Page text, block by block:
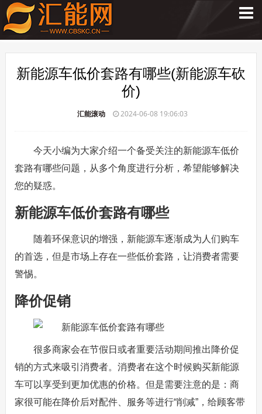
新能源车低价套路有哪些(新能源车砍
价)
汇能滚动 2024-06-08 19:06:03
今天小编为大家介绍一个备受关注的新能源车低价
套路有哪些问题，从多个角度进行分析，希望能够解决
您的疑惑。
新能源车低价套路有哪些
随着环保意识的增强，新能源车逐渐成为人们购车
的首选，但是市场上存在一些低价套路，让消费者需要
警惕。
降价促销
很多商家会在节假日或者重要活动期间推出降价促
销的方式来吸引消费者。消费者在这个时候购买新能源
车可以享受到更加优惠的价格。但是需要注意的是：商
家很可能在降价后对配件、服务等进行“削减”，给顾客带